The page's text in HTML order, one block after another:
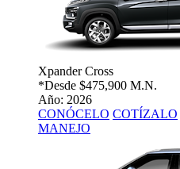
Xpander Cross
*Desde $475,900 M.N.
Año: 2026
CONÓCELO COTÍZALO
MANEJO